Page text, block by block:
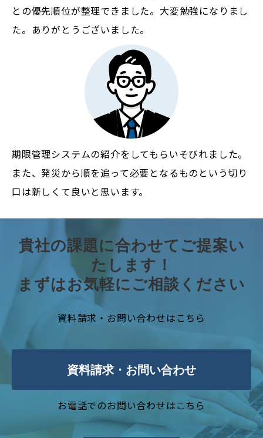
との優先順位が整理できました。大変勉強になりまし
た。ありがとうございました。
期限管理システムの紹介をしてもらいそびれました。
また、発災から順を追って必要となるものという切り
口は新しくて良いと思います。
貴社の課題に合わせてご提案い
たします！
まずはお気軽にご相談ください
資料請求・お問い合わせはこちら
資料請求・お問い合わせ
お電話でのお問い合わせはこちら